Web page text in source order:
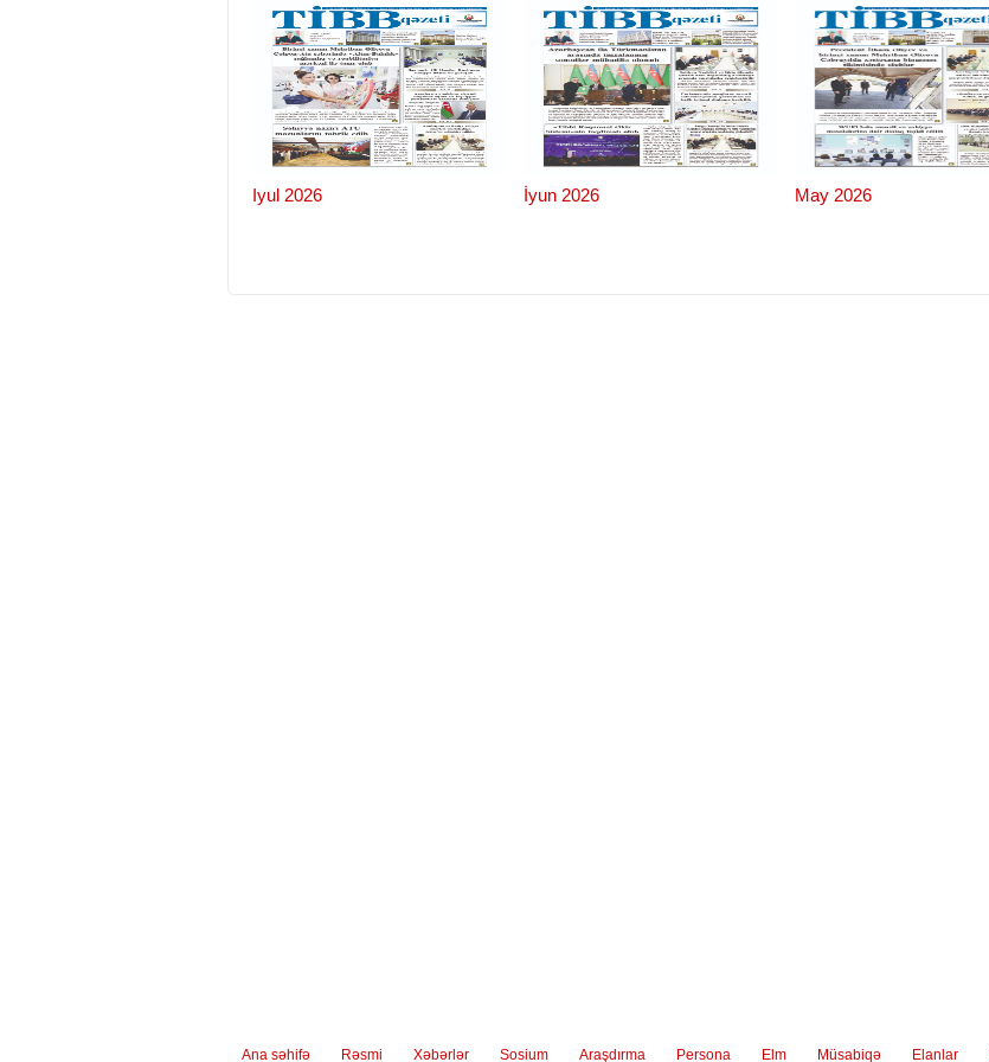
Iyul 2026 İyun 2026 May 2026
Ana səhifə Rəsmi Xəbərlər Sosium Araşdırma Persona Elm Müsabiqə Elanlar